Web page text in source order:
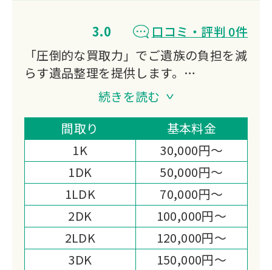
3.0
口コミ・評判 0件
「圧倒的な買取力」でご遺族の負担を減
らす遺品整理を提供します。
弊社は独自の海外輸出ルートを持ち、多
種多様な品の買取が可能です。
他社で値段がつかなかったお品物も価値
を見出し、作業費用から大幅還元いたし
ます。
心に寄り添う誠実な整理作業と、他社と
差別化された買取力で、安心と満足をお
約束します。
続きを読む
間取り
基本料金
1K
30,000円～
1DK
50,000円～
1LDK
70,000円～
2DK
100,000円～
2LDK
120,000円～
3DK
150,000円～